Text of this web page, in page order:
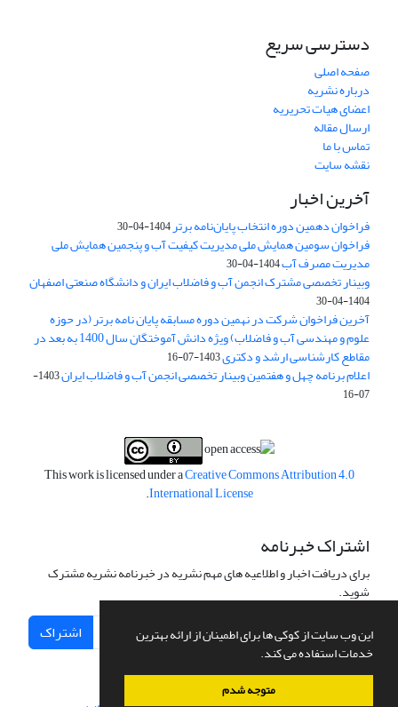
این وب سایت از کوکی ها برای اطمینان از ارائه بهترین
خدمات استفاده می کند.
متوجه شدم
دسترسی سریع
صفحه اصلی
درباره نشریه
اعضای هیات تحریریه
ارسال مقاله
تماس با ما
نقشه سایت
آخرین اخبار
فراخوان دهمین دوره انتخاب پایان‌نامه برتر1404-04-30
فراخوان سومین همایش ملی مدیریت کیفیت آب و پنجمین همایش ملی
مدیریت مصرف آب1404-04-30
وبینار تخصصی مشترک انجمن آب و فاضلاب ایران و دانشگاه صنعتی اصفهان
1404-04-30
آخرین فراخوان شرکت در نهمین دوره مسابقه پایان نامه برتر (در حوزه
علوم و مهندسی آب و فاضلاب) ویژه دانش آموختگان سال 1400 به بعد در
مقاطع کارشناسی ارشد و دکتری1403-07-16
اعلام برنامه چهل و هفتمین وبینار تخصصی انجمن آب و فاضلاب ایران
1403-
07-16
This work is licensed under aCreative Commons Attribution 4.0
International License
.
اشتراک خبرنامه
برای دریافت اخبار و اطلاعیه های مهم نشریه در خبرنامه نشریه مشترک
شوید.
اشتراک